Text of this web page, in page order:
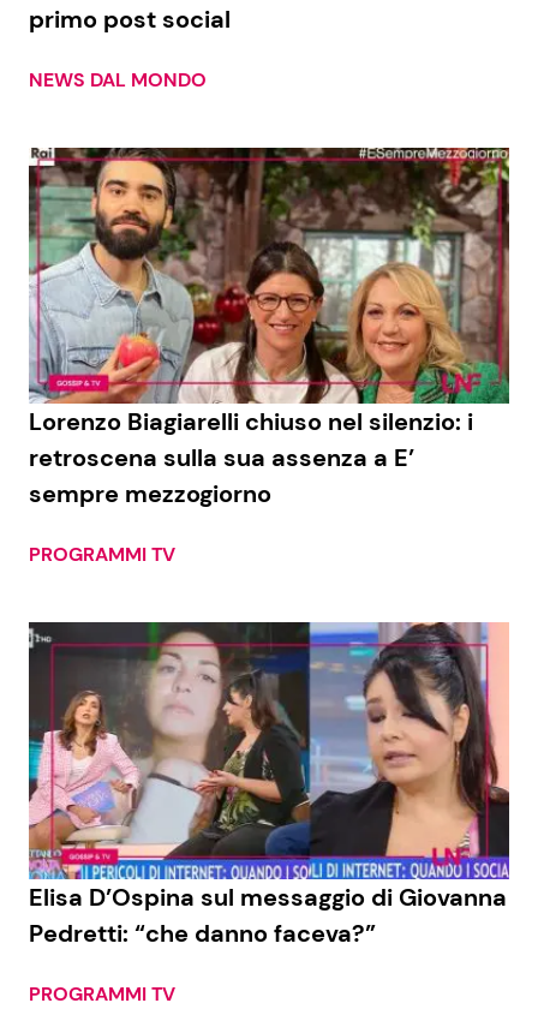
Privacy Policy
primo post social
NEWS DAL MONDO
Lorenzo Biagiarelli chiuso nel silenzio: i
retroscena sulla sua assenza a E’
sempre mezzogiorno
PROGRAMMI TV
Elisa D’Ospina sul messaggio di Giovanna
Pedretti: “che danno faceva?”
PROGRAMMI TV